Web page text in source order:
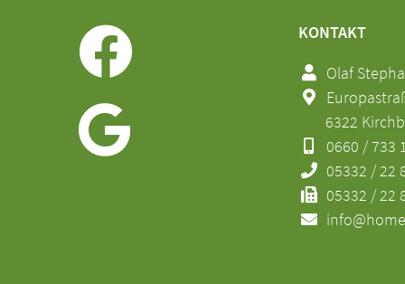
KONTAKT
Olaf
6322
0660 / 733
05332 / 22
05332 / 22